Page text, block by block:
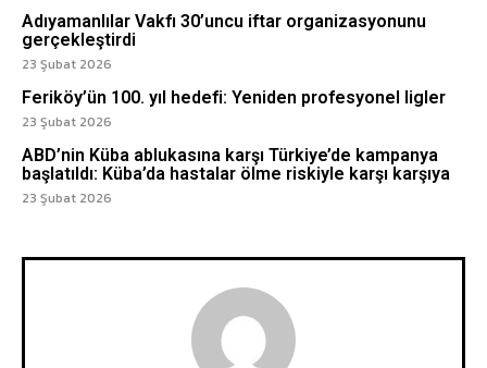
Adıyamanlılar Vakfı 30’uncu iftar organizasyonunu
gerçekleştirdi
23 Şubat 2026
Feriköy’ün 100. yıl hedefi: Yeniden profesyonel ligler
23 Şubat 2026
ABD’nin Küba ablukasına karşı Türkiye’de kampanya
başlatıldı: Küba’da hastalar ölme riskiyle karşı karşıya
23 Şubat 2026